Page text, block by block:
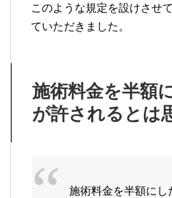
このような規定を設けさせ
ていただきました。
施術料金を半額
が許されるとは
施術料金を半額にし